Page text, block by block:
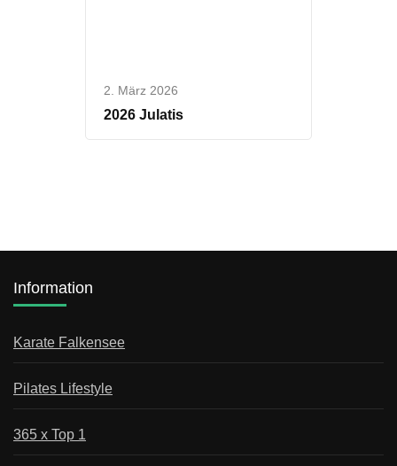
2. März 2026
2026 Julatis
Information
Karate Falkensee
Pilates Lifestyle
365 x Top 1